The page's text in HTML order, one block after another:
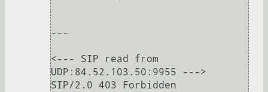
---
<--- SIP read from
UDP:84.52.103.50:9955 --->
SIP/2.0 403 Forbidden